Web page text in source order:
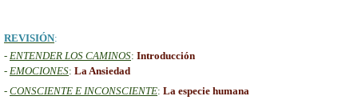
REVISIÓN:
- ENTENDER LOS CAMINOS: Introducción
- EMOCIONES: La Ansiedad
- CONSCIENTE E INCONSCIENTE: La especie humana